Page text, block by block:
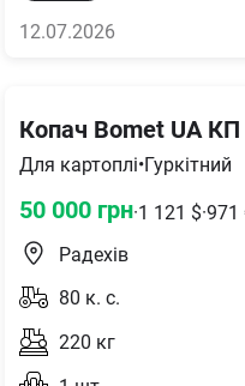
12.07.2026
Копач Bomet UA КП
Для картоплі•Гуркітний
50 000 грн·1 121 $·971
Радехів
80 к. с.
220 кг